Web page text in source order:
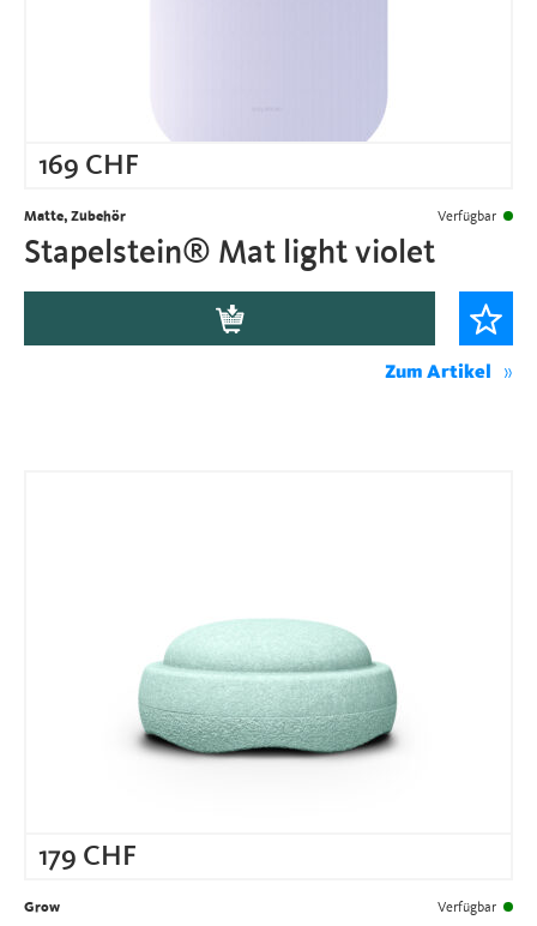
169 CHF
Matte, Zubehör Verfügbar
Stapelstein® Mat light violet
Zum Artikel
179 CHF
Grow Verfügbar